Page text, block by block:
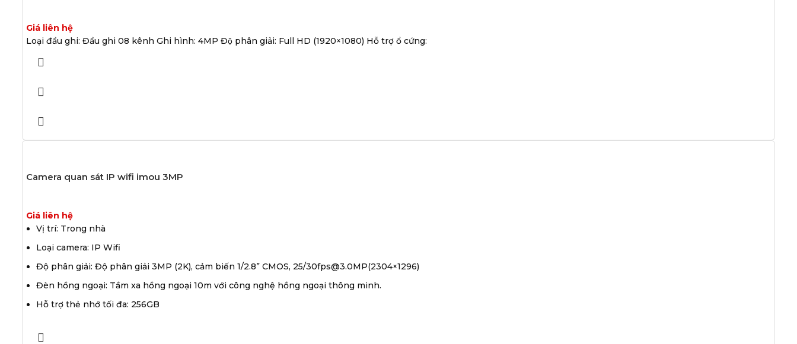
Giá liên hệ
Loại đầu ghi: Đầu ghi 08 kênh Ghi hình: 4MP Độ phân giải: Full HD (1920×1080) Hỗ trợ ổ cứng:
Camera quan sát IP wifi imou 3MP
Giá liên hệ
Vị trí: Trong nhà
Loại camera: IP Wifi
Độ phân giải: Độ phân giải 3MP (2K), cảm biến 1/2.8” CMOS, 25/30fps@3.0MP(2304×1296)
Đèn hồng ngoại: Tầm xa hồng ngoại 10m với công nghệ hồng ngoại thông minh.
Hỗ trợ thẻ nhớ tối đa: 256GB